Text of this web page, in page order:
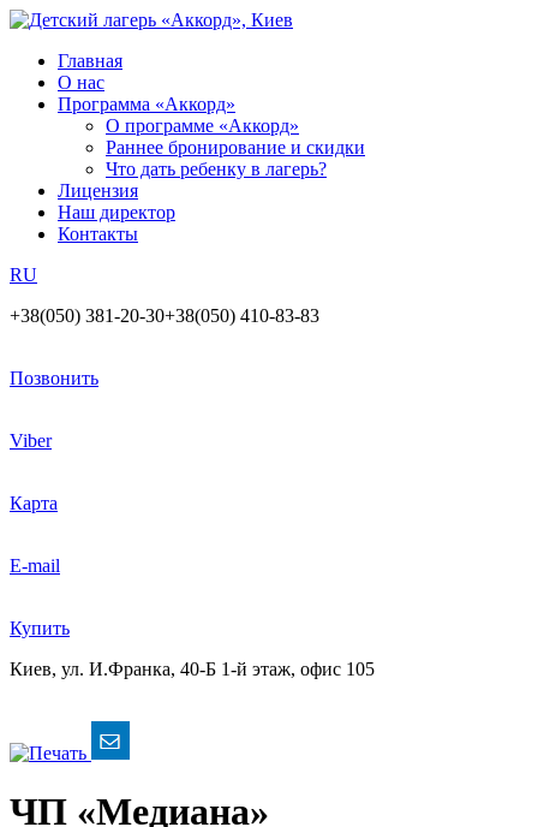
Главная
О нас
Программа «Аккорд»
О программе «Аккорд»
Раннее бронирование и скидки
Что дать ребенку в лагерь?
Лицензия
Наш директор
Контакты
RU
+38(050) 381-20-30+38(050) 410-83-83
Позвонить
Viber
Карта
E-mail
Купить
Киев, ул. И.Франка, 40-Б 1-й этаж, офис 105
ЧП «Медиана»